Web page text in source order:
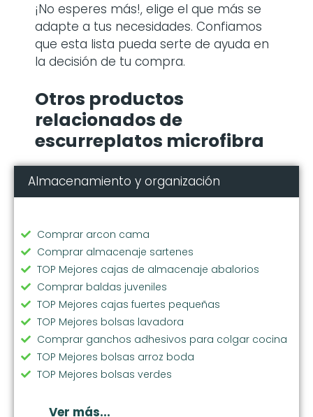
¡No esperes más!, elige el que más se
adapte a tus necesidades. Confiamos
que esta lista pueda serte de ayuda en
la decisión de tu compra.
Otros productos
relacionados de
escurreplatos microfibra
Almacenamiento y organización
Comprar arcon cama
Comprar almacenaje sartenes
TOP Mejores cajas de almacenaje abalorios
Comprar baldas juveniles
TOP Mejores cajas fuertes pequeñas
TOP Mejores bolsas lavadora
Comprar ganchos adhesivos para colgar cocina
TOP Mejores bolsas arroz boda
TOP Mejores bolsas verdes
Comprar bolsas ecologicas compra
Ver más...